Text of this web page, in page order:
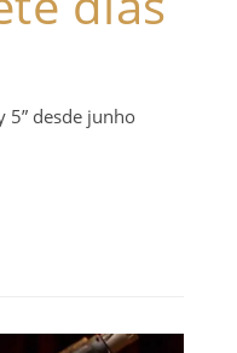
5” desde junho